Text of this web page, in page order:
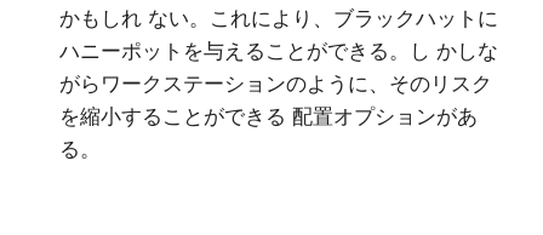
かもしれ ない。これにより、ブラックハットに
ハニーポットを与えることができる。し かしな
がらワークステーションのように、そのリスク
を縮小することができる 配置オプションがあ
る。